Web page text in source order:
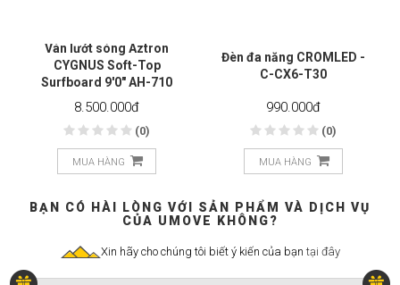
Ván lướt sóng Aztron
CYGNUS Soft-Top
Surfboard 9'0" AH-710
8.500.000đ
(0)
MUA HÀNG
Đèn đa năng CROMLED -
C-CX6-T30
990.000đ
(0)
MUA HÀNG
BẠN CÓ HÀI LÒNG VỚI SẢN PHẨM VÀ DỊCH VỤ
CỦA UMOVE KHÔNG?
Xin hãy cho chúng tôi biết ý kiến của bạn tại đây